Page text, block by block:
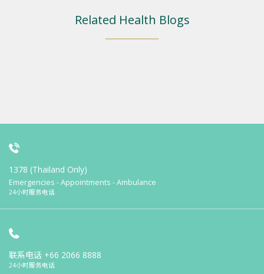
Related Health Blogs
1378 (Thailand Only)
Emergencies - Appointments - Ambulance
24小时服务电话
联系电话 +66 2066 8888
24小时服务电话